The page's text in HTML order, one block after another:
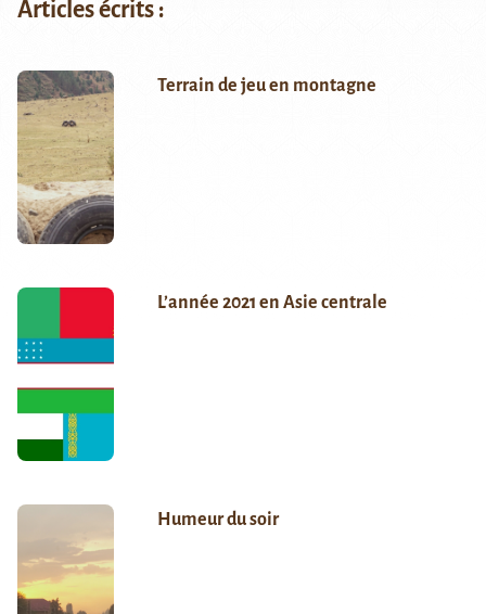
Articles écrits :
Terrain de jeu en montagne
L’année 2021 en Asie centrale
Humeur du soir